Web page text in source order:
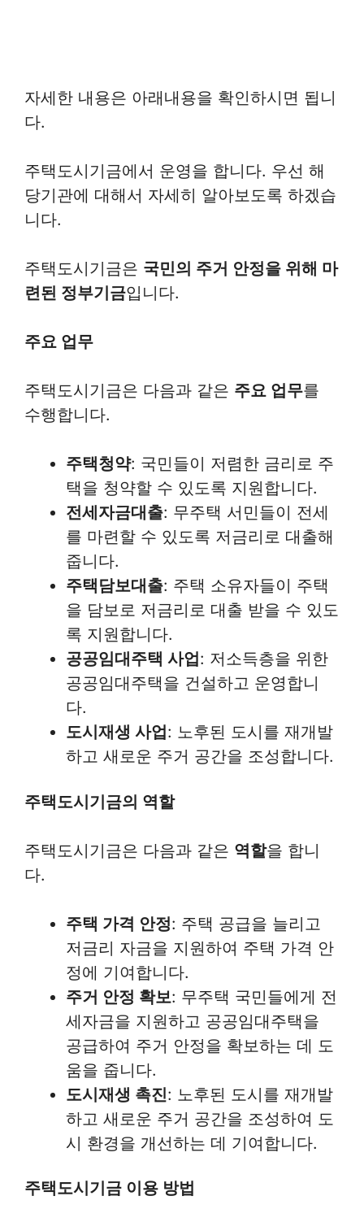
자세한 내용은 아래내용을 확인하시면 됩니
다.
주택도시기금에서 운영을 합니다. 우선 해
당기관에 대해서 자세히 알아보도록 하겠습
니다.
주택도시기금은 국민의 주거 안정을 위해 마
련된 정부기금입니다.
주요 업무
주택도시기금은 다음과 같은 주요 업무를
수행합니다.
주택청약: 국민들이 저렴한 금리로 주
택을 청약할 수 있도록 지원합니다.
전세자금대출: 무주택 서민들이 전세
를 마련할 수 있도록 저금리로 대출해
줍니다.
주택담보대출: 주택 소유자들이 주택
을 담보로 저금리로 대출 받을 수 있도
록 지원합니다.
공공임대주택 사업: 저소득층을 위한
공공임대주택을 건설하고 운영합니
다.
도시재생 사업: 노후된 도시를 재개발
하고 새로운 주거 공간을 조성합니다.
주택도시기금의 역할
주택도시기금은 다음과 같은 역할을 합니
다.
주택 가격 안정: 주택 공급을 늘리고
저금리 자금을 지원하여 주택 가격 안
정에 기여합니다.
주거 안정 확보: 무주택 국민들에게 전
세자금을 지원하고 공공임대주택을
공급하여 주거 안정을 확보하는 데 도
움을 줍니다.
도시재생 촉진: 노후된 도시를 재개발
하고 새로운 주거 공간을 조성하여 도
시 환경을 개선하는 데 기여합니다.
주택도시기금 이용 방법